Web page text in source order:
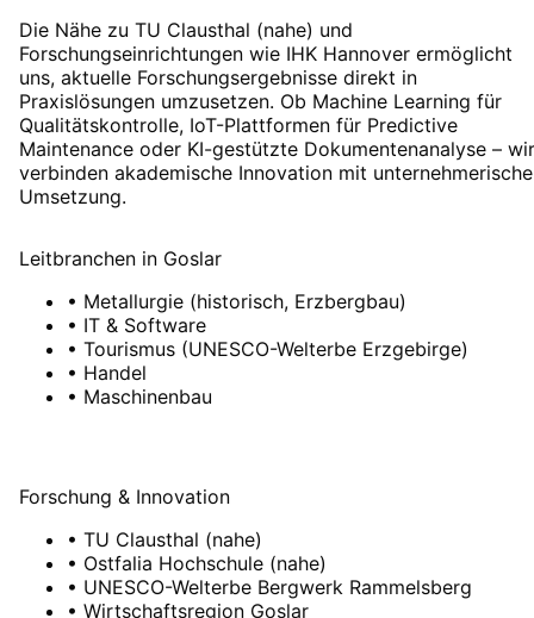
Die Nähe zu TU Clausthal (nahe) und
Forschungseinrichtungen wie IHK Hannover ermöglicht
uns, aktuelle Forschungsergebnisse direkt in
Praxislösungen umzusetzen. Ob Machine Learning für
Qualitätskontrolle, IoT-Plattformen für Predictive
Maintenance oder KI-gestützte Dokumentenanalyse – wir
verbinden akademische Innovation mit
Umsetzung.
Leitbranchen in Goslar
• Metallurgie (historisch, Erzbergbau)
• IT & Software
• Tourismus (UNESCO-Welterbe Erzgebirge)
• Handel
• Maschinenbau
Forschung & Innovation
• TU Clausthal (nahe)
• Ostfalia Hochschule (nahe)
• UNESCO-Welterbe Bergwerk Rammelsberg
• Wirtschaftsregion Goslar